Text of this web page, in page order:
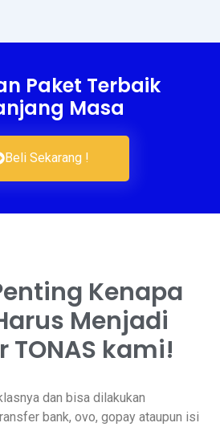
Paket Terbaik
Masa
Beli Sekarang !
Kenapa
Menjadi
TONAS kami!
dan bisa dilakukan
bank, ovo, gopay ataupun isi